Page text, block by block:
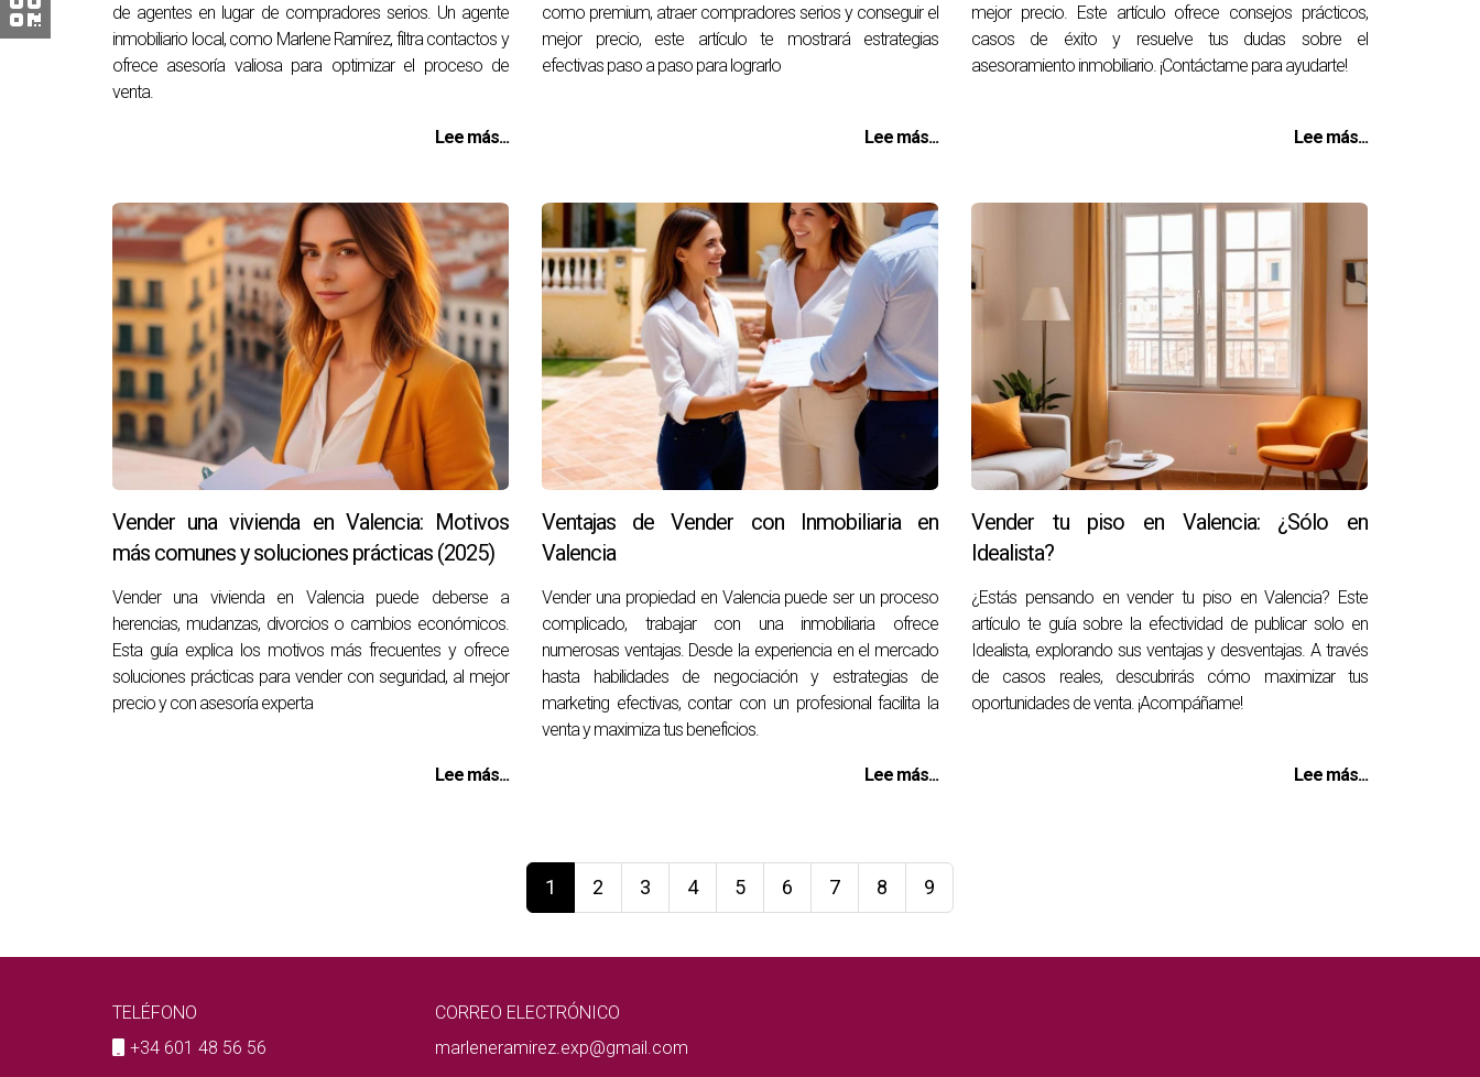
de agentes en lugar de compradores serios. Un agente
inmobiliario local, como Marlene Ramírez, filtra contactos y
ofrece asesoría valiosa para optimizar el proceso de
venta.
Lee más...
como premium, atraer compradores serios y conseguir el
mejor precio, este artículo te mostrará estrategias
efectivas paso a paso para lograrlo
Lee más...
mejor precio. Este artículo ofrece consejos prácticos,
casos de éxito y resuelve tus dudas sobre el
asesoramiento inmobiliario. ¡Contáctame para ayudarte!
Lee más...
Vender una vivienda en Valencia: Motivos
más comunes y soluciones prácticas (2025)
Vender una vivienda en Valencia puede deberse a
herencias, mudanzas, divorcios o cambios económicos.
Esta guía explica los motivos más frecuentes y ofrece
soluciones prácticas para vender con seguridad, al mejor
precio y con asesoría experta
Lee más...
Ventajas de Vender con Inmobiliaria en
Valencia
Vender una propiedad en Valencia puede ser un proceso
complicado, trabajar con una inmobiliaria ofrece
numerosas ventajas. Desde la experiencia en el mercado
hasta habilidades de negociación y estrategias de
marketing efectivas, contar con un profesional facilita la
venta y maximiza tus beneficios.
Lee más...
Vender tu piso en Valencia: ¿Sólo en
Idealista?
¿Estás pensando en vender tu piso en Valencia? Este
artículo te guía sobre la efectividad de publicar solo en
Idealista, explorando sus ventajas y desventajas. A través
de casos reales, descubrirás cómo maximizar tus
oportunidades de venta. ¡Acompáñame!
Lee más...
1 2 3 4 5 6 7 8 9
TELÉFONO
+34 601 48 56 56
CORREO ELECTRÓNICO
marleneramirez.exp@gmail.com